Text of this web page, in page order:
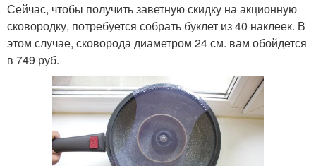
Сейчас, чтобы получить заветную скидку на акционную
сковородку, потребуется собрать буклет из 40 наклеек. В
этом случае, сковорода диаметром 24 см. вам обойдется
в 749 руб.